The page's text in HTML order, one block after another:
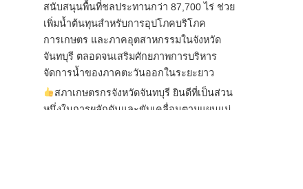
สนับสนุนพื้นที่ชลประทานกว่า 87,700 ไร่ ช่วย
เพิ่มน้ำต้นทุนสำหรับการอุปโภคบริโภค
การเกษตร และภาคอุตสาหกรรมในจังหวัด
จันทบุรี ตลอดจนเสริมศักยภาพการบริหาร
จัดการน้ำของภาคตะวันออกในระยะยาว
สภาเกษตรกรจังหวัดจันทบุรี ยินดีที่เป็นส่วน
หนึ่งในการผลักดันและขับเคลื่อนตามแผนแม่